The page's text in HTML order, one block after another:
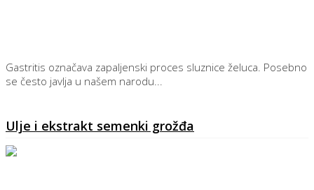
Gastritis označava zapaljenski proces sluznice želuca. Posebno
se često javlja u našem narodu...
Ulje i ekstrakt semenki grožđa